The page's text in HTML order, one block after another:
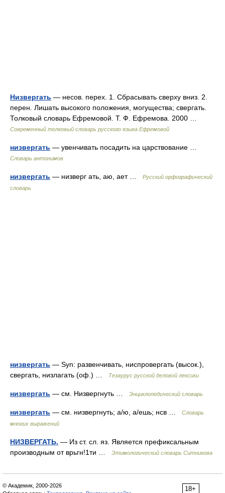
Низвергать — несов. перех. 1. Сбрасывать сверху вниз. 2.
перен. Лишать высокого положения, могущества; свергать.
Толковый словарь Ефремовой. Т. Ф. Ефремова. 2000 …
Современный толковый словарь русского языка Ефремовой
низвергать — увенчивать посадить на царствование …
Словарь антонимов
низвергать — низверг ать, аю, ает …
Русский орфографический
словарь
низвергать — Syn: развенчивать, ниспровергать (высок.),
свергать, низлагать (оф.) …
Тезаурус русской деловой лексики
низвергать — см. Низвергнуть … Энциклопедический словарь
низвергать — см. низвергнуть; а/ю, а/ешь; нсв …
Словарь
многих выражений
НИЗВЕРГАТЬ. — Из ст. сл. яз. Является префиксальным
производным от врьгн!1ти …
Этимологический словарь Ситникова
18+
© Академик, 2000-2026